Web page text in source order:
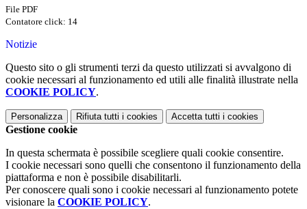
File PDF
Contatore click: 14
Notizie
Questo sito o gli strumenti terzi da questo utilizzati si avvalgono di
cookie necessari al funzionamento ed utili alle finalità illustrate nella
COOKIE POLICY.
Personalizza Rifiuta tutti i cookies Accetta tutti i cookies
Gestione cookie
In questa schermata è possibile scegliere quali cookie consentire.
I cookie necessari sono quelli che consentono il funzionamento della
piattaforma e non è possibile disabilitarli.
Per conoscere quali sono i cookie necessari al funzionamento potete
visionare la COOKIE POLICY.